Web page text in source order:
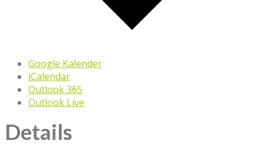
Google Kalender
iCalendar
Outlook 365
Outlook Live
Details